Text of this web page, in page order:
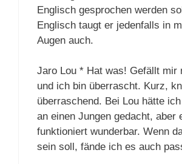
Englisch gesprochen werden
Englisch taugt er jedenfalls in
Augen auch.
Jaro Lou * Hat was! Gefällt mir
und ich bin überrascht. Kurz,
überraschend. Bei Lou hätte
an einen Jungen gedacht, aber
funktioniert wunderbar. Wenn
sein soll, fände ich es auch